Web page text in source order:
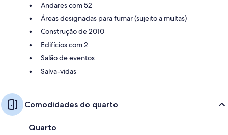
Andares com 52
Áreas designadas para fumar (sujeito a multas)
Construção de 2010
Edifícios com 2
Salão de eventos
Salva-vidas
Comodidades do quarto
Quarto